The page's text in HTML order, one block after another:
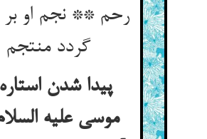
رحم ** نجم او
گردد منتجم
پیدا شدن
موسی علیه